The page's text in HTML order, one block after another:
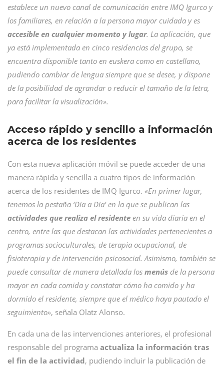
establece un nuevo canal de comunicación entre IMQ Igurco y
los familiares, en relación a la persona mayor cuidada y es
accesible en cualquier momento y lugar. La aplicación, que
ya está implementada en cinco residencias del grupo, se
encuentra disponible tanto en euskera como en castellano,
pudiendo cambiar de lengua siempre que se desee, y dispone
de la posibilidad de agrandar o reducir el tamaño de la letra,
para facilitar la visualización».
Acceso rápido y sencillo a información
acerca de los residentes
Con esta nueva aplicación móvil se puede acceder de una
manera rápida y sencilla a cuatro tipos de información
acerca de los residentes de IMQ Igurco. «En primer lugar,
tenemos la pestaña ‘Día a Día’ en la que se publican las
actividades que realiza el residente en su vida diaria en el
centro, entre las que destacan las actividades pertenecientes a
programas socioculturales, de terapia ocupacional, de
fisioterapia y de intervención psicosocial. Asimismo, también se
puede consultar de manera detallada los menús de la persona
mayor en cada comida y constatar cómo ha comido y ha
dormido el residente, siempre que el médico haya pautado el
seguimiento», señala Olatz Alonso.
En cada una de las intervenciones anteriores, el profesional
responsable del programa actualiza la información tras
el fin de la actividad, pudiendo incluir la publicación de